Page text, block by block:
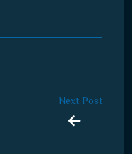
Next Post